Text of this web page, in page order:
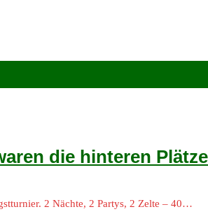
die hinteren
2 Nächte, 2 Partys, 2 Zelte – 40…